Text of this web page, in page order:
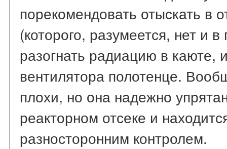
порекомендовать отыскать в
(которого, разумеется, нет и
разогнать радиацию в каюте,
вентилятора полотенце.
плохи, но она надежно
реакторном отсеке и
разносторонним контролем.